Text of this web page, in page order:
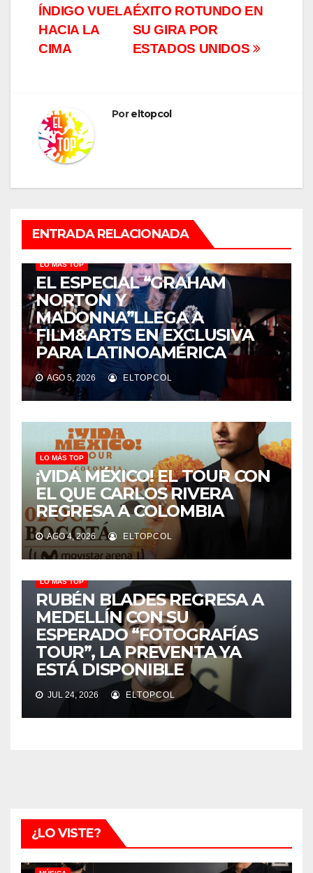
ÉXITO ROTUNDO EN
SU GIRA POR
ESTADOS UNIDOS
ÍNDIGO VUELA
HACIA LA
CIMA
Poreltopcol
ENTRADA RELACIONADA
LO MÁS TOP
EL ESPECIAL “GRAHAM
NORTON Y
MADONNA”LLEGA A
FILM&ARTS EN EXCLUSIVA
PARA LATINOAMÉRICA
AGO 5, 2026 ELTOPCOL
LO MÁS TOP
¡VIDA MÉXICO! EL TOUR CON
EL QUE CARLOS RIVERA
REGRESA A COLOMBIA
AGO 4, 2026 ELTOPCOL
LO MÁS TOP
RUBÉN BLADES REGRESA A
MEDELLÍN CON SU
ESPERADO “FOTOGRAFÍAS
TOUR”, LA PREVENTA YA
ESTÁ DISPONIBLE
JUL 24, 2026 ELTOPCOL
¿LO VISTE?